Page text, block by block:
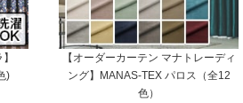
)
【オーダーカーテン マナトレーディ
ング】MANAS-TEX パロス（全12
色）